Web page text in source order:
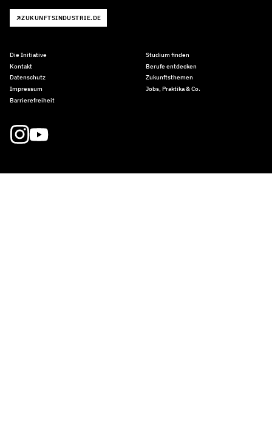
ZUKUNFTSINDUSTRIE.DE
Die Initiative
Kontakt
Datenschutz
Impressum
Barrierefreiheit
Studium finden
Berufe entdecken
Zukunftsthemen
Jobs, Praktika & Co.